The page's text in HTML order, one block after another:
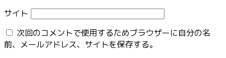
サイト
次回のコメントで使用するためブラウザーに自分の名
前、メールアドレス、サイトを保存する。